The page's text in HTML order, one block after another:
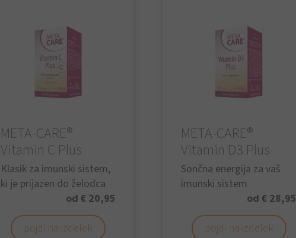
META-CARE®
Vitamin C Plus
Klasik za imunski sistem,
ki je prijazen do želodca
od € 20,95
pojdi na izdelek
META-CARE®
Vitamin D3 Plus
Sončna energija za vaš
imunski sistem
od € 28,95
pojdi na izdelek